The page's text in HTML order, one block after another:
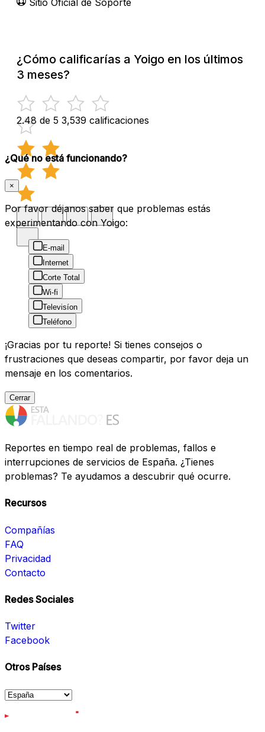
¿Cómo calificarías a Yoigo en los últimos
3 meses?
2.48 de 5 3,539 calificaciones
¿Qué no está funcionando?
×
Por favor déjanos saber que problemas estás
experimentando con Yoigo:
E-mail
Internet
Corte Total
Wi-fi
Televisíon
Teléfono
¡Gracias por tu reporte! Si tienes consejos o
frustraciones que deseas compartir, por favor deja un
mensaje en los comentarios.
Cerrar
Reportes en tiempo real de problemas, fallos e
interrupciones de servicios de España. ¿Tienes
problemas? Te ayudamos a descubrir qué ocurre.
Recursos
Compañías
FAQ
Privacidad
Contacto
Redes Sociales
Twitter
Facebook
Otros Países